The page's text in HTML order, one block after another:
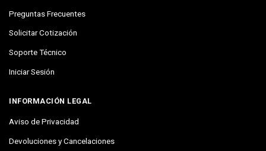
Preguntas Frecuentes
Solicitar Cotización
Soporte Técnico
Iniciar Sesión
INFORMACIÓN LEGAL
Aviso de Privacidad
Devoluciones y Cancelaciones